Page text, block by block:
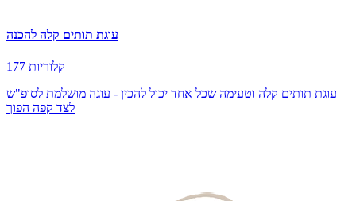
עוגת תותים קלה להכנה
177 קלוריות
עוגת תותים קלה וטעימה שכל אחד יכול להכין - עוגה מושלמת לסופ"ש
לצד קפה הפוך